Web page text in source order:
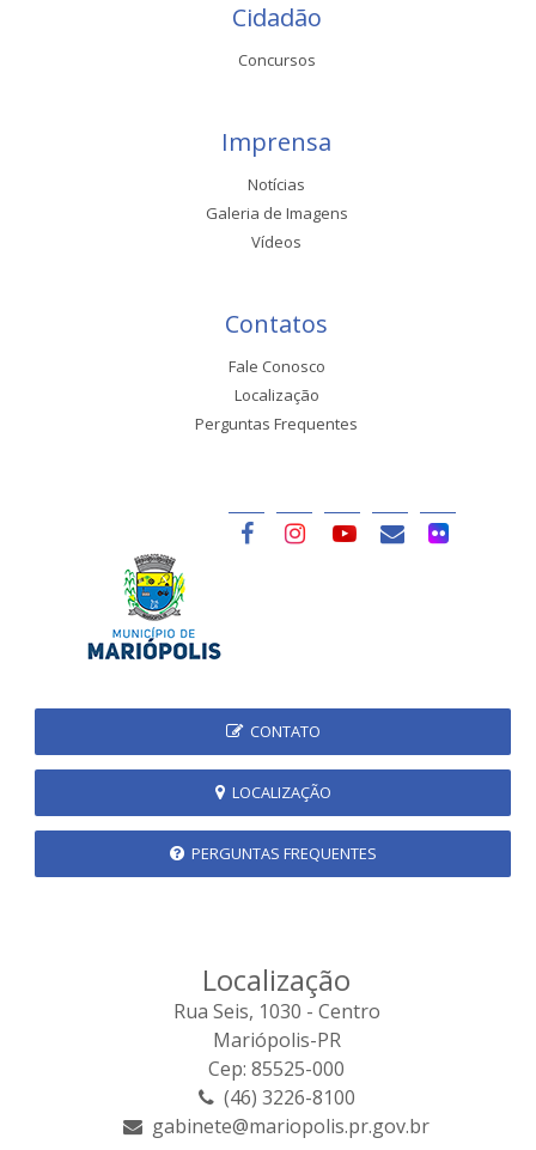
Cidadão
Concursos
Imprensa
Notícias
Galeria de Imagens
Vídeos
Contatos
Fale Conosco
Localização
Perguntas Frequentes
CONTATO
LOCALIZAÇÃO
PERGUNTAS FREQUENTES
Localização
Rua Seis, 1030 - Centro
Mariópolis-PR
Cep: 85525-000
(46) 3226-8100
gabinete@mariopolis.pr.gov.br